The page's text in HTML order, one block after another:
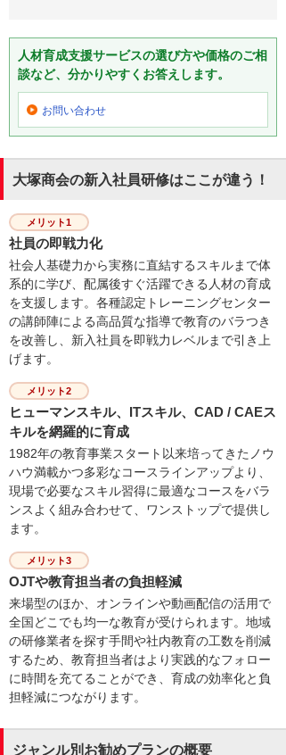
人材育成支援サービスの選び方や価格のご相
談など、分かりやすくお答えします。
お問い合わせ
大塚商会の新入社員研修はここが違う！
メリット1
社員の即戦力化
社会人基礎力から実務に直結するスキルまで体
系的に学び、配属後すぐ活躍できる人材の育成
を支援します。各種認定トレーニングセンター
の講師陣による高品質な指導で教育のバラつき
を改善し、新入社員を即戦力レベルまで引き上
げます。
メリット2
ヒューマンスキル、ITスキル、CAD / CAEス
キルを網羅的に育成
1982年の教育事業スタート以来培ってきたノウ
ハウ満載かつ多彩なコースラインアップより、
現場で必要なスキル習得に最適なコースをバラ
ンスよく組み合わせて、ワンストップで提供し
ます。
メリット3
OJTや教育担当者の負担軽減
来場型のほか、オンラインや動画配信の活用で
全国どこでも均一な教育が受けられます。地域
の研修業者を探す手間や社内教育の工数を削減
するため、教育担当者はより実践的なフォロー
に時間を充てることができ、育成の効率化と負
担軽減につながります。
ジャンル別お勧めプランの概要